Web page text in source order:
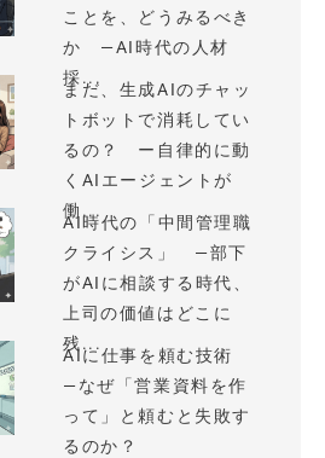
ことを、どうみるべき
か —AI時代の人材
採...
まだ、生成AIのチャッ
トボットで消耗してい
るの？ ー自律的に動
くAIエージェントが
働...
AI時代の「中間管理職
クライシス」 —部下
がAIに相談する時代、
上司の価値はどこに
残...
AIに仕事を頼む技術
—なぜ「営業資料を作
って」と頼むと失敗す
るのか？